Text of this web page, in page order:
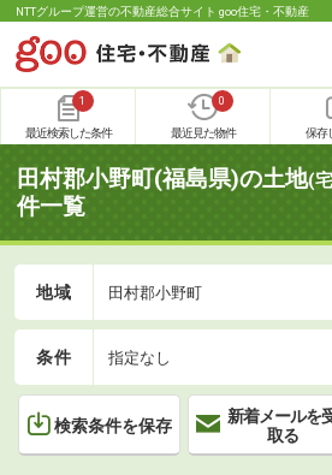
NTTグループ運営の不動産総合サイト goo住宅・不動産
1
最近検索した条件
0
最近見た物件 保存
田村郡小野町(福島県)の土地(
件一覧
地域 田村郡小野町
条件 指定なし
検索条件を保存
新着メールを
取る